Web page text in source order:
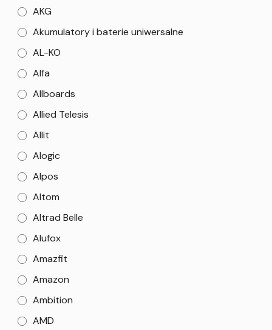
AKG
Akumulatory i baterie uniwersalne
AL-KO
Alfa
Allboards
Allied Telesis
Allit
Alogic
Alpos
Altom
Altrad Belle
Alufox
Amazfit
Amazon
Ambition
AMD